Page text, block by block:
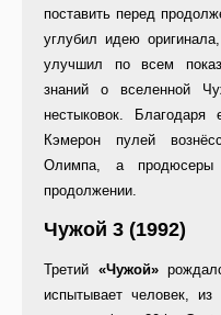
поставить перед
углубил идею
улучшил по всем
знаний о вселенной
нестыковок.
Кэмерон пулей
Олимпа, а
продолжении.
Чужой 3 (1992)
Третий «Чужой»
испытывает человек,